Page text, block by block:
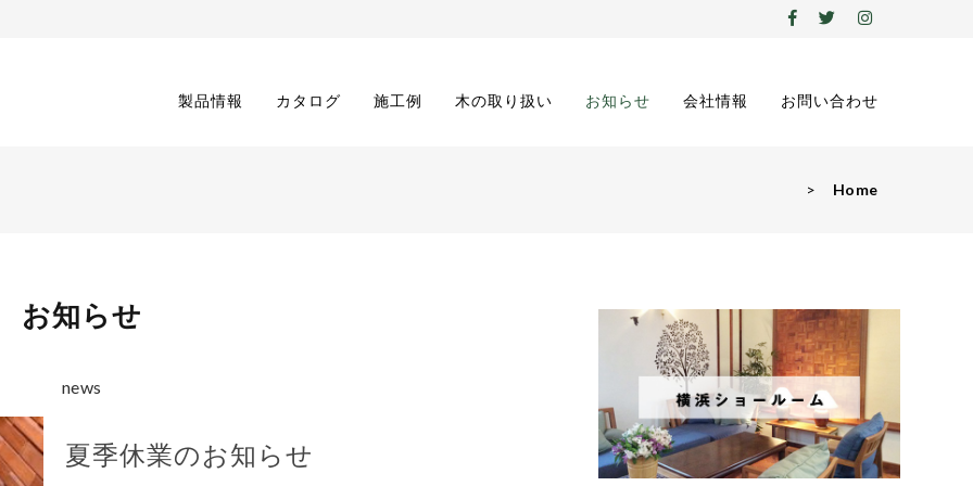
製品情報 カタログ 施工例 木の取り扱い お知らせ 会社情報 お問い合わせ
> Home
お知らせ
news
夏季休業のお知らせ